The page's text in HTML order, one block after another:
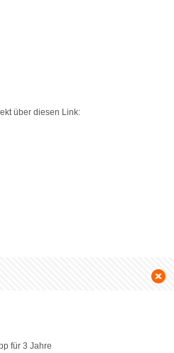
über diesen Link:
für 3 Jahre